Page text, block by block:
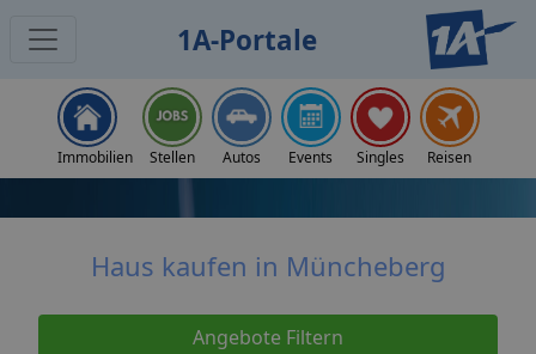
1A-Portale
Immobilien Stellen Autos Events Singles Reisen
Haus kaufen in Müncheberg
Angebote Filtern